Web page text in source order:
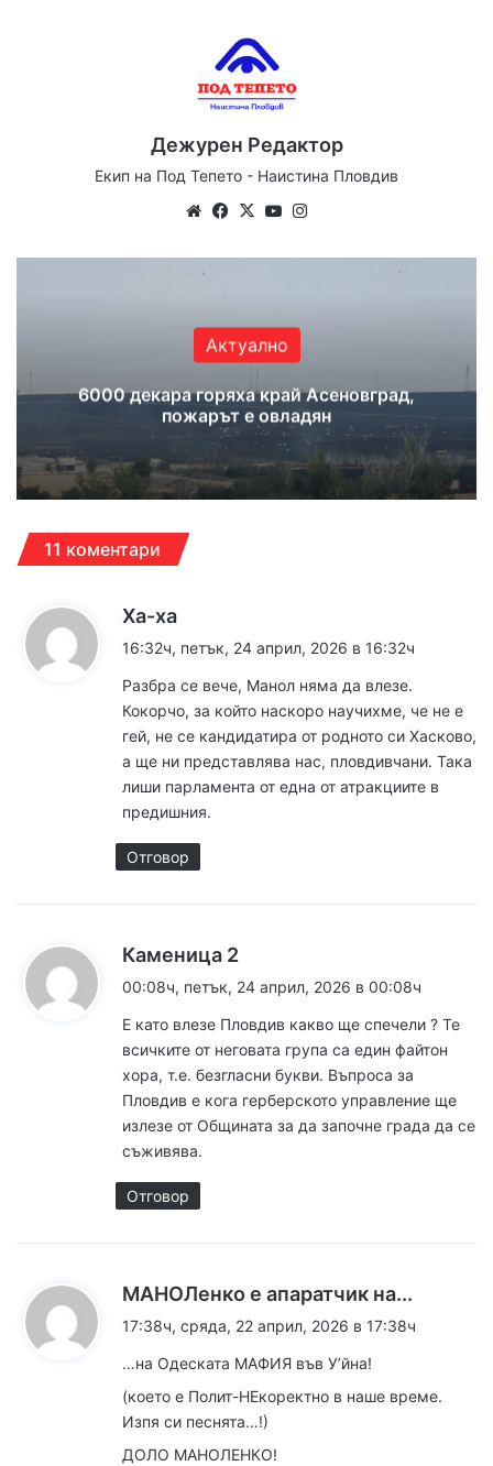
Дежурен Редактор
Екип на Под Тепето - Наистина Пловдив
WebsiteFacebook
X YouTube
Актуално
6000 декара горяха край Асеновград,
пожарът е овладян
11 коментари
Ха-ха
а
:
16:32ч, петък, 24 април, 2026 в 16:32ч
Разбра се вече, Манол няма да влезе.
Кокорчо, за който наскоро научихме, че не е
гей, не се кандидатира от родното си Хасково,
а ще ни представлява нас, пловдивчани. Така
лиши парламента от една от атракциите в
предишния.
Отговор
Каменица 2
а
а
:
00:08ч, петък, 24 април, 2026 в 00:08ч
Е като влезе Пловдив какво ще спечели ? Те
всичките от неговата група са един файтон
хора, т.е. безгласни букви. Въпроса за
Пловдив е кога герберското управление ще
излезе от Общината за да започне града да се
съживява.
Отговор
МАНОЛенко е апаратчик на...
:
17:38ч, сряда, 22 април, 2026 в 17:38ч
…на Одеската МАФИЯ във У’йна!
(което е Полит-НЕкоректно в наше време.
Изпя си песнята…!)
ДОЛО МАНОЛЕНКО!